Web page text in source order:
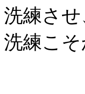
洗練さ
洗練こ